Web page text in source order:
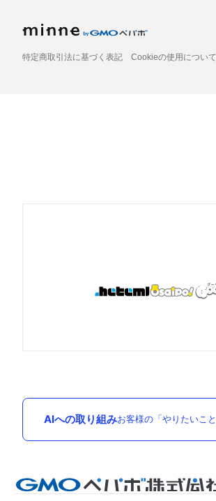
特定商取引法に基づく表記 Cookieの使用について
AIへの取り組みお客様の「やりたいこ